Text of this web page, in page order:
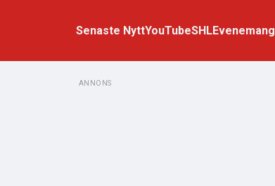
Senaste NyttYouTubeSHLEvenemang
ANNONS